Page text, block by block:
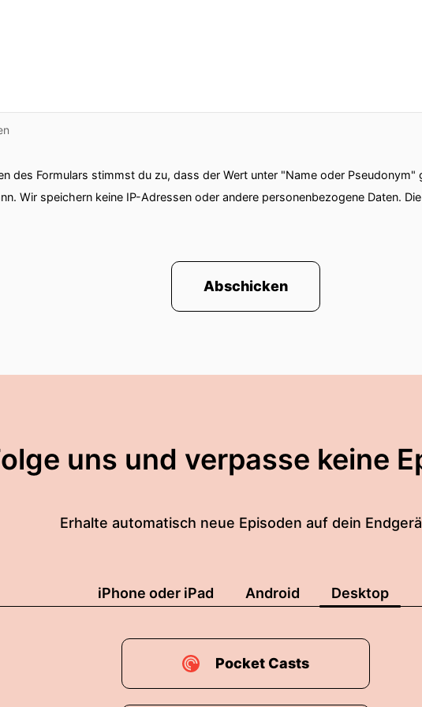
today is Baas for Planken.
happy to be here.
wir unsere Willenskraft?
dich das, weil ich gerne wissen würde wie viel unser des
aktiver Entscheidungsfindung ist und wieviel einfach
Grund dafür ist, wir überschätzen wie sehr wir alles unter
aber, wie sehr der Kontext in dem wir
hoch ist der Anteil aktiver Entscheidungen?
wie viel ist Gewohnheit?
des Formulars stimmst du zu, dass der Wert unter "Name oder
Wir speichern keine IP-Adressen oder andere personenbezogene Daten.
Abschicken
uns und verpasse keine
Erhalte automatisch neue Episoden auf dein
iPhone oder iPad Android Desktop
Pocket Casts